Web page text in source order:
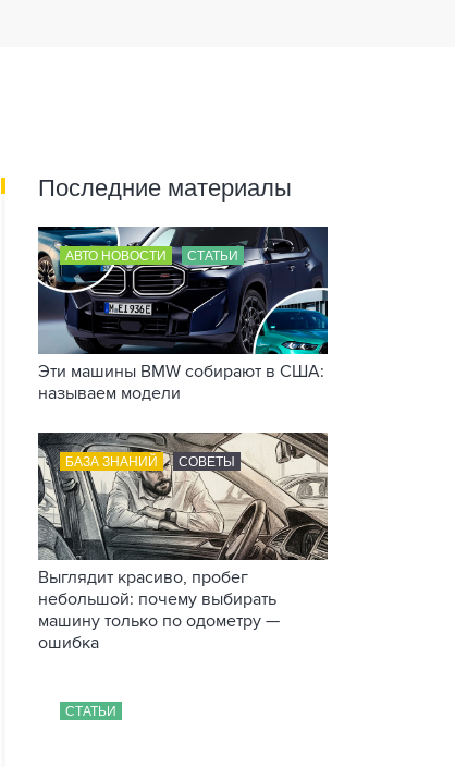
Последние материалы
АВТО НОВОСТИ СТАТЬИ
Эти машины BMW собирают в США:
называем модели
БАЗА ЗНАНИЙ СОВЕТЫ
Выглядит красиво, пробег
небольшой: почему выбирать
машину только по одометру —
ошибка
СТАТЬИ